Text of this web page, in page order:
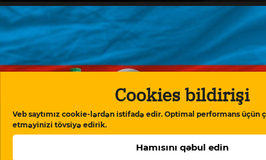
Cookies bildirişi
Veb saytımız cookie-lərdən istifadə edir. Optimal performans üçün
etməyinizi tövsiyə edirik.
Hamısını qəbul edin